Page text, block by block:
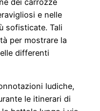
e nelle
sofisticate. Tali
per mostrare la
differenti
ludiche,
le itinerari di